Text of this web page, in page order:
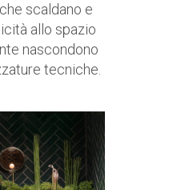
scaldano e
allo spazio
nascondono
tecniche.